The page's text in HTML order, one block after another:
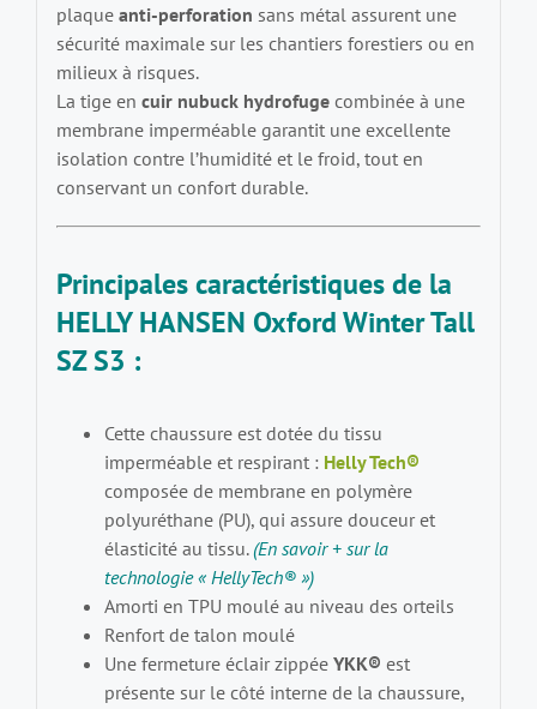
plaque anti-perforation sans métal assurent une
sécurité maximale sur les chantiers forestiers ou en
milieux à risques.
La tige en cuir nubuck hydrofugecombinée à une
membrane imperméable garantit une excellente
isolation contre l’humidité et le froid, tout en
conservant un confort durable.
Principales caractéristiques de la
HELLY HANSEN Oxford Winter Tall
SZ S3 :
Cette chaussure est dotée du tissu
imperméable et respirant : Helly Tech®
composée de membrane en polymère
polyuréthane (PU), qui assure douceur et
élasticité au tissu.(En savoir + sur la
technologie « HellyTech® »)
Amorti en TPU moulé au niveau des orteils
Renfort de talon moulé
Une fermeture éclair zippée YKK® est
présente sur le côté interne de la chaussure,